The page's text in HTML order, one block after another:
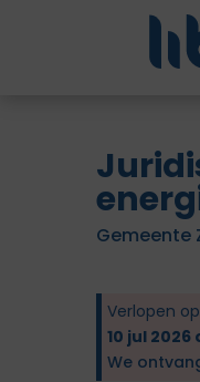
Gemeente
Verlopen
10 jul 2026
We